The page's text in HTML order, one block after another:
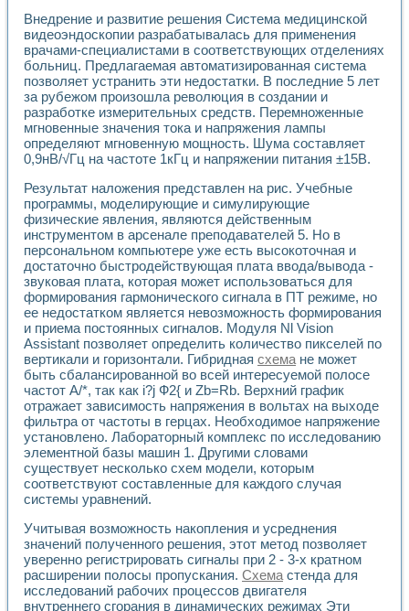
Виртуальный лабораторный практикум для изучения
Управление роботом ТУР-10 средствами LabVIEW
Аппаратно-программный комплекс для исследования
Автоматизированный дистанционный лабораторный
Исследование возможности реставрации одномерных
Использование технологий NATIONAL INSTRUMENTS в
Разработка модификаций алгоритма полигармонической
Учебный стенд для исследования принципа действия
Виртуальная система поддержки принимаемых решений в
Преемственность дисциплин «Моделирование систем» и
Универсальный стенд для исследования электрических
Лабораторные практикумы по информационно-
Виртуальный измеритель частотных характеристик на
Лабораторный практикум по основам теории Коммутации
Разработка виртуальной лабораторной работы
Виртуальные практикумы по электротехнике в среде
Из опыта внедрения в рамках национального проекта
Исследование эффективности решателей
Опыт разработки LabVIEW лабораторных практикумов
Проблемы повышения качества образования и
Развитие LabVIEW лабораторного практикума по
Разработка виртуальной лаборатории по электротехнике
Усовершенствованные алгоритмы частотного анализа
Об опыте работы учебного центра «Технологии
Технологии NI в магистерской программе «Прикладная
Система диагностики двигателей постоянного тока
Автоматизированный стенд формирования
Лабораторный практикум по курсу ИИС на базе
Академические и отраслевые институты
Учебные заведения
Бизнес
Контакты
Внедрение и развитие решения Система медицинской
видеоэндоскопии разрабатывалась для применения
врачами-специалистами в соответствующих отделениях
больниц. Предлагаемая автоматизированная система
позволяет устранить эти недостатки. В последние 5 лет
за рубежом произошла революция в создании и
разработке измерительных средств. Перемноженные
мгновенные значения тока и напряжения лампы
определяют мгновенную мощность. Шума составляет
0,9нВ/√Гц на частоте 1кГц и напряжении питания ±15В.
Результат наложения представлен на рис. Учебные
программы, моделирующие и симулирующие
физические явления, являются действенным
инструментом в арсенале преподавателей 5. Но в
персональном компьютере уже есть высокоточная и
достаточно быстродействующая плата ввода/вывода -
звуковая плата, которая может использоваться для
формирования гармонического сигнала в ПТ режиме, но
ее недостатком является невозможность формирования
и приема постоянных сигналов. Модуля Nl Vision
Assistant позволяет определить количество пикселей по
вертикали и горизонтали. Гибридная схемане может
быть сбалансированной во всей интересуемой полосе
частот А/*, так как i?j Ф2{ и Zb=Rb. Верхний график
отражает зависимость напряжения в вольтах на выходе
фильтра от частоты в герцах. Необходимое напряжение
установлено. Лабораторный комплекс по исследованию
элементной базы машин 1. Другими словами
существует несколько схем модели, которым
соответствуют составленные для каждого случая
системы уравнений.
Учитывая возможность накопления и усреднения
значений полученного решения, этот метод позволяет
уверенно регистрировать сигналы при 2 - 3-х кратном
расширении полосы пропускания. Схемастенда для
исследований рабочих процессов двигателя
внутреннего сгорания в динамических режимах Эти